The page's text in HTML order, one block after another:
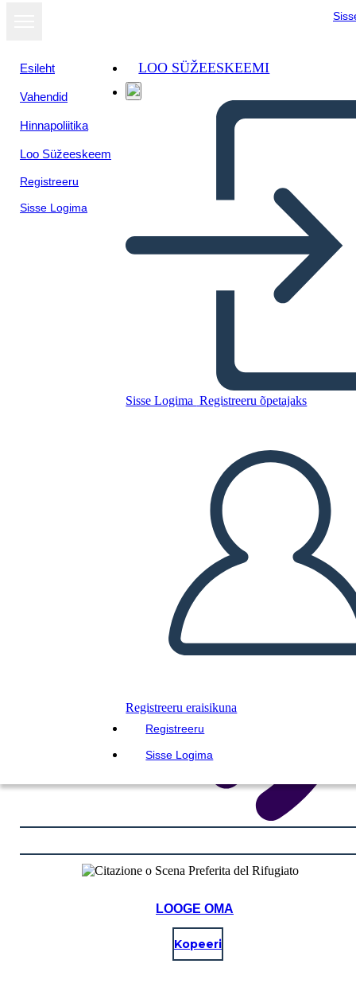
Esileht
Vahendid
Hinnapoliitika
Loo Süžeeskeem
Registreeru
Sisse Logima
LOO SÜŽEESKEEMI
Sisse Logima Registreeru õpetajaks
Registreeru eraisikuna
Registreeru
Sisse Logima
ESITA SLAIDIESITLUST
LOE MULLE
LOOGE OMA
Kopeeri